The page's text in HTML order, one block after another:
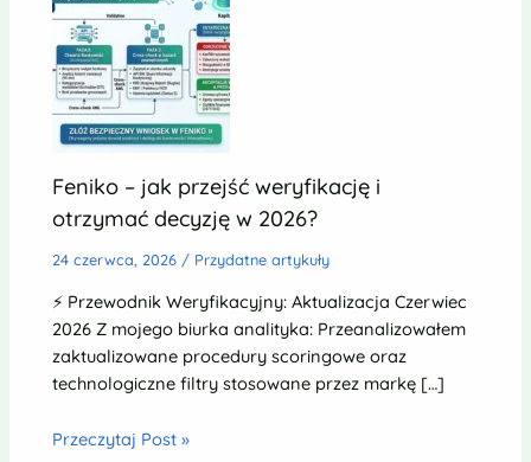
Feniko – jak przejść weryfikację i
otrzymać decyzję w 2026?
24 czerwca, 2026 / Przydatne artykuły
⚡ Przewodnik Weryfikacyjny: Aktualizacja Czerwiec
2026 Z mojego biurka analityka: Przeanalizowałem
zaktualizowane procedury scoringowe oraz
technologiczne filtry stosowane przez markę […]
Przeczytaj Post »